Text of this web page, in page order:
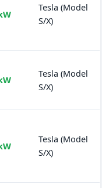
Tesla (Model
S/X)
Tesla (Model
S/X)
Tesla (Model
S/X)